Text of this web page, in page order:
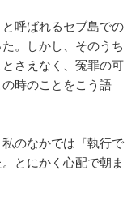
呼ばれるセブ島での
。しかし、そのうち
さえなく、冤罪の可
時のことをこう語
のなかでは『執行で
とにかく心配で朝ま